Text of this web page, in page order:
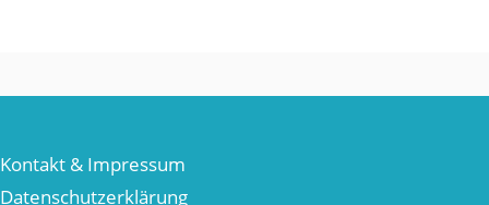
Kontakt & Impressum
Datenschutzerklärung